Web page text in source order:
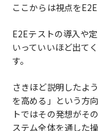
ここからは視点を
E2Eテストの導入や
いっていいほど出て
す。
さきほど説明したよ
を高める」という方
トではその発想がそ
ステム全体を通した